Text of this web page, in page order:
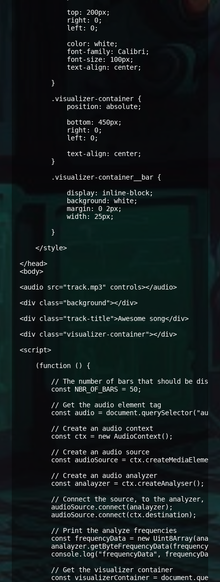
            top: 200px;
            right: 0;
            left: 0;
            color: white;
            font-family: Calibri;
            font-size: 100px;
            text-align: center;
        }
        .visualizer-container {
            position: absolute;
            bottom: 450px;
            right: 0;
            left: 0;
            text-align: center;
        }
        .visualizer-container__bar {
            display: inline-block;
            background: white;
            margin: 0 2px;
            width: 25px;
        }
    </style>
</head>
<body>
<audio src="track.mp3" controls></audio>
<div class="background"></div>
<div class="track-title">Awesome song</div>
<div class="visualizer-container"></div>
<script>
    (function () {
// The number of bars that should be
        const NBR_OF_BARS = 50;
        // Get the audio element tag
const audio =
        // Create an audio context
        const ctx = new AudioContext();
        // Create an audio source
const audioSource =
        // Create an audio analyzer
        const analayzer = ctx.createAnalyser();
// Connect the source, to the analyzer,
        audioSource.connect(analayzer);
        audioSource.connect(ctx.destination);
        // Print the analyze frequencies
const frequencyData = new
console.log("frequencyData",
        // Get the visualizer container
const visualizerContainer =